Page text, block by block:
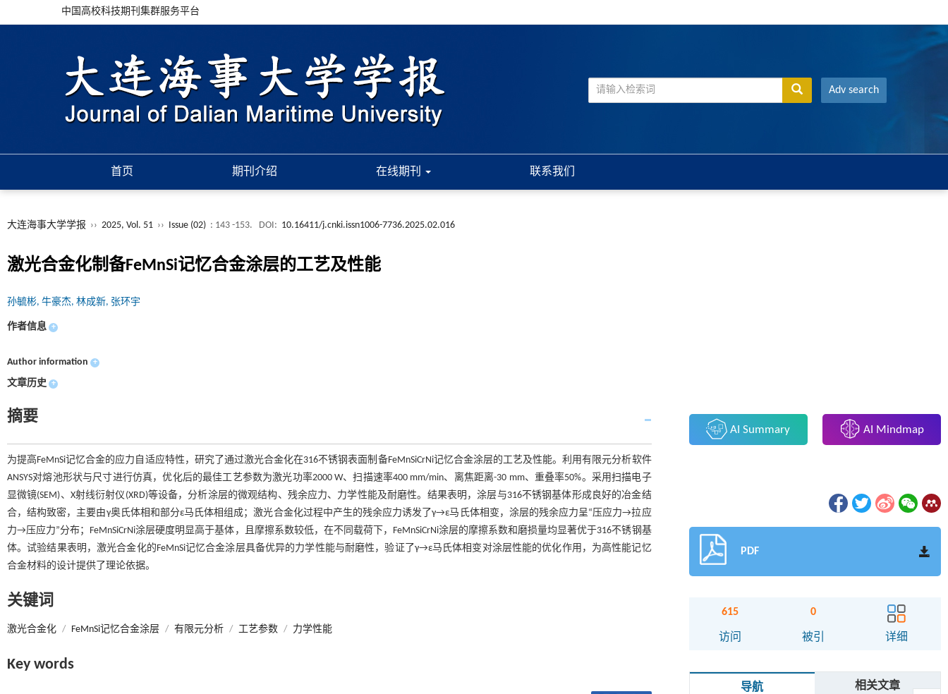
中国高校科技期刊集群服务平台
Adv search
首页 期刊介绍 在线期刊 联系我们
大连海事大学学报 ›› 2025, Vol. 51 ›› Issue (02) : 143 -153. DOI: 10.16411/j.cnki.issn1006-7736.2025.02.016
激光合金化制备FeMnSi记忆合金涂层的工艺及性能
孙毓彬, 牛豪杰, 林成新, 张环宇
作者信息 +
Author information +
文章历史 +
摘要
为提高FeMnSi记忆合金的应力自适应特性，研究了通过激光合金化在316不锈钢表面制备FeMnSiCrNi记忆合金涂层的工艺及性能。利用有限元分析软件
ANSYS对熔池形状与尺寸进行仿真，优化后的最佳工艺参数为激光功率2000 W、扫描速率400 mm/min、离焦距离-30 mm、重叠率50%。采用扫描电子
显微镜(SEM)、X射线衍射仪(XRD)等设备，分析涂层的微观结构、残余应力、力学性能及耐磨性。结果表明，涂层与316不锈钢基体形成良好的冶金结
合，结构致密，主要由γ奥氏体相和部分ε马氏体相组成；激光合金化过程中产生的残余应力诱发了γ→ε马氏体相变，涂层的残余应力呈“压应力→拉应
力→压应力”分布；FeMnSiCrNi涂层硬度明显高于基体，且摩擦系数较低，在不同载荷下，FeMnSiCrNi涂层的摩擦系数和磨损量均显著优于316不锈钢基
体。试验结果表明，激光合金化的FeMnSi记忆合金涂层具备优异的力学性能与耐磨性，验证了γ→ε马氏体相变对涂层性能的优化作用，为高性能记忆
合金材料的设计提供了理论依据。
关键词
激光合金化 / FeMnSi记忆合金涂层 / 有限元分析 / 工艺参数 / 力学性能
Key words
AI Summary AI Mindmap
PDF
615
访问
0
被引 详细
导航 相关文章